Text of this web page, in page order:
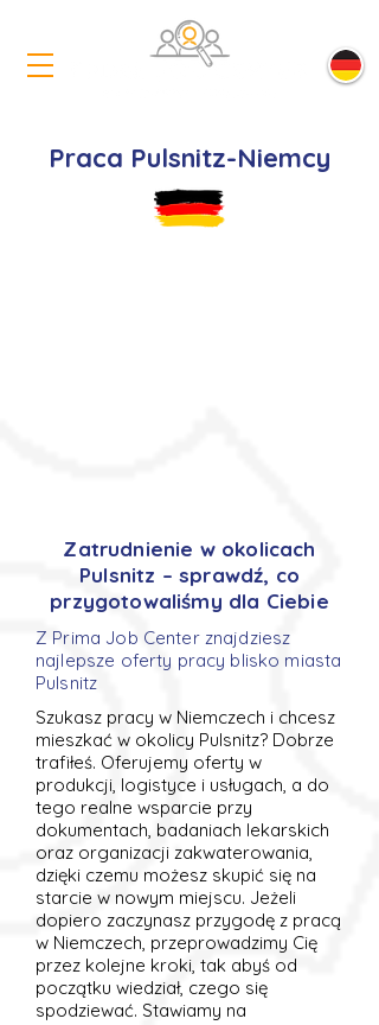
Praca Pulsnitz-Niemcy
Zatrudnienie w okolicach
Pulsnitz – sprawdź, co
przygotowaliśmy dla Ciebie
Z Prima Job Center znajdziesz
najlepsze oferty pracy blisko miasta
Pulsnitz
Szukasz pracy w Niemczech i chcesz
mieszkać w okolicy Pulsnitz? Dobrze
trafiłeś. Oferujemy oferty w
produkcji, logistyce i usługach, a do
tego realne wsparcie przy
dokumentach, badaniach lekarskich
oraz organizacji zakwaterowania,
dzięki czemu możesz skupić się na
starcie w nowym miejscu. Jeżeli
dopiero zaczynasz przygodę z pracą
w Niemczech, przeprowadzimy Cię
przez kolejne kroki, tak abyś od
początku wiedział, czego się
spodziewać. Stawiamy na